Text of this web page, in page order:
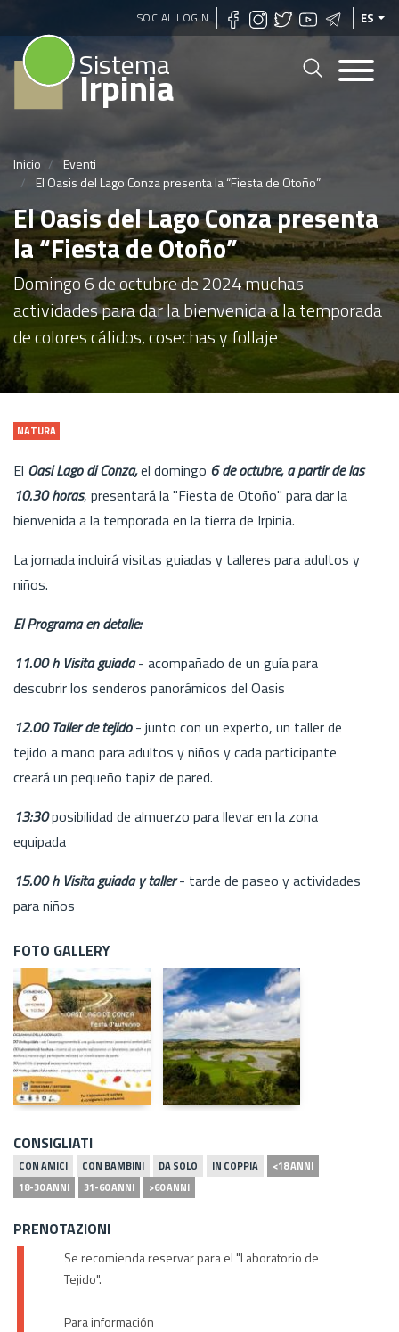
Pasar
al
SOCIAL LOGIN ES
Sistema
Irpinia
Inicio
Eventi
El Oasis del Lago Conza presenta la “Fiesta de Otoño”
El Oasis del Lago Conza presenta
la “Fiesta de Otoño”
Domingo 6 de octubre de 2024 muchas
actividades para dar la bienvenida a la temporada
de colores cálidos, cosechas y follaje
NATURA
El Oasi Lago di Conza,el domingo 6 de octubre, a partir de las
10.30 horas, presentará la "Fiesta de Otoño" para dar la
bienvenida a la temporada en la tierra de Irpinia.
La jornada incluirá visitas guiadas y talleres para adultos y
niños.
El Programa en detalle:
11.00 h Visita guiada- acompañado de un guía para
descubrir los senderos panorámicos del Oasis
12.00 Taller de tejido- junto con un experto, un taller de
tejido a mano para adultos y niños y cada participante
creará un pequeño tapiz de pared.
13:30posibilidad de almuerzo para llevar en la zona
equipada
15.00 h Visita guiada y taller - tarde de paseo y actividades
para niños
FOTO GALLERY
CONSIGLIATI
CON AMICI CON BAMBINI DA SOLO IN COPPIA
<18 ANNI
18-30 ANNI
31-60 ANNI >60 ANNI
PRENOTAZIONI
Se recomienda reservar para el "Laboratorio de
Tejido".
Para información